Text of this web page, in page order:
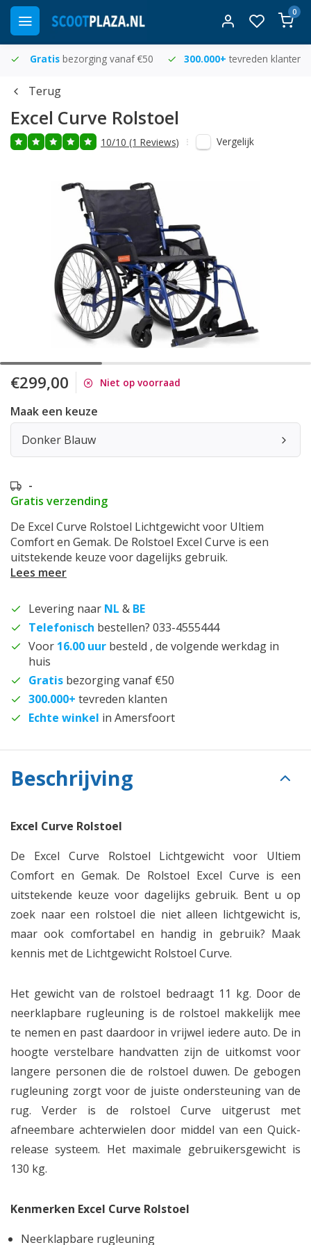
0
Gratis bezorging vanaf €50 300.000+ tevreden klanten
Terug
Excel Curve Rolstoel
10/10 (1 Reviews) Vergelijk
€299,00 Niet op voorraad
Maak een keuze
Donker Blauw
-
Gratis verzending
De Excel Curve Rolstoel Lichtgewicht voor Ultiem
Comfort en Gemak. De Rolstoel Excel Curve is een
uitstekende keuze voor dagelijks gebruik.
Lees meer
Levering naar NL & BE
Telefonisch bestellen? 033-4555444
Voor 16.00 uur besteld , de volgende werkdag in
huis
Gratis bezorging vanaf €50
300.000+ tevreden klanten
Echte winkel in Amersfoort
Beschrijving
Excel Curve Rolstoel
De Excel Curve Rolstoel Lichtgewicht voor Ultiem
Comfort en Gemak. De Rolstoel Excel Curve is een
uitstekende keuze voor dagelijks gebruik. Bent u op
zoek naar een rolstoel die niet alleen lichtgewicht is,
maar ook comfortabel en handig in gebruik? Maak
kennis met de Lichtgewicht Rolstoel Curve.
Het gewicht van de rolstoel bedraagt 11 kg. Door de
neerklapbare rugleuning is de rolstoel makkelijk mee
te nemen en past daardoor in vrijwel iedere auto. De in
hoogte verstelbare handvatten zijn de uitkomst voor
langere personen die de rolstoel duwen. De gebogen
rugleuning zorgt voor de juiste ondersteuning van de
rug. Verder is de rolstoel Curve uitgerust met
afneembare achterwielen door middel van een Quick-
release systeem. Het maximale gebruikersgewicht is
130 kg.
Kenmerken Excel Curve Rolstoel
Neerklapbare rugleuning